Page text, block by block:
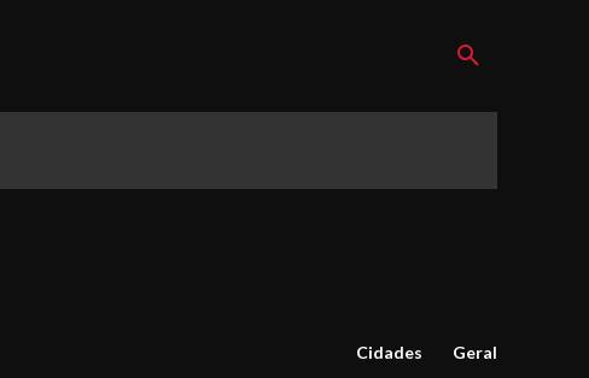
Cidades Geral